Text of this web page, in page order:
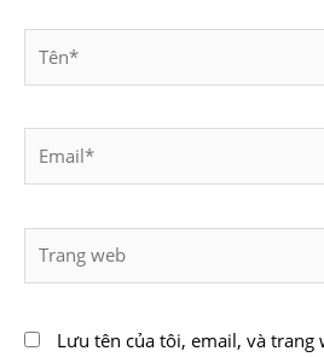
web
Lưu tên của tôi, email, và